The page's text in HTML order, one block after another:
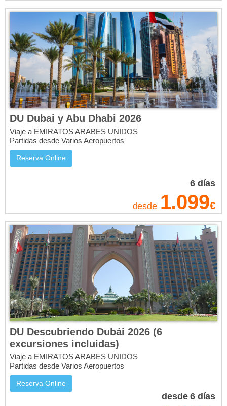
DU Dubai y Abu Dhabi 2026
Viaje a EMIRATOS ARABES UNIDOS
Partidas desde Varios Aeropuertos
Reserva Online
6 días
1.099€
desde
DU Descubriendo Dubái 2026 (6
excursiones incluidas)
Viaje a EMIRATOS ARABES UNIDOS
Partidas desde Varios Aeropuertos
Reserva Online
desde 6 días